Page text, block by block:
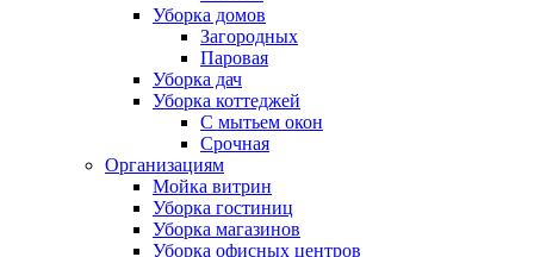
Уборка домов
Загородных
Паровая
Уборка дач
Уборка коттеджей
С мытьем окон
Срочная
Организациям
Мойка витрин
Уборка гостиниц
Уборка магазинов
Уборка офисных центров